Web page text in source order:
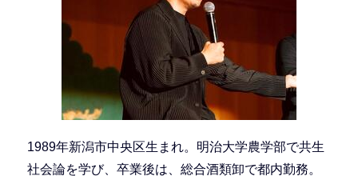
1989年新潟市中央区生まれ。明治大学農学部で共生
社会論を学び、卒業後は、総合酒類卸で都内勤務。